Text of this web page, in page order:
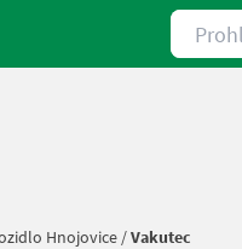
Hnojovice /Vakutec